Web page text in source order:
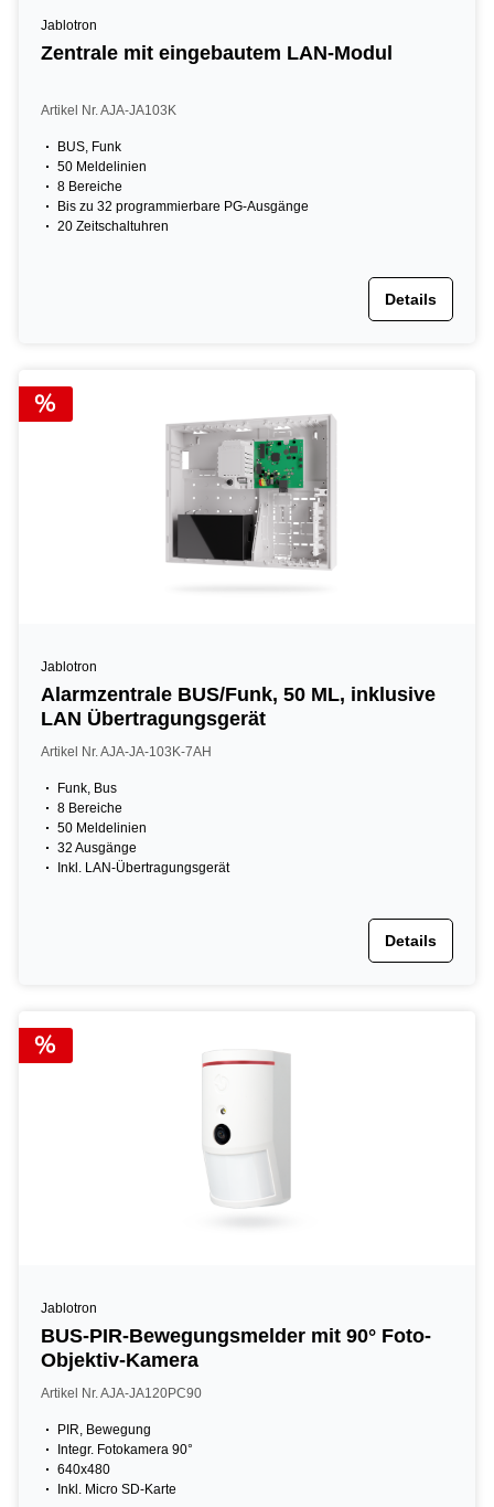
Jablotron
Zentrale mit eingebautem LAN-Modul
Artikel Nr. AJA-JA103K
BUS, Funk
50 Meldelinien
8 Bereiche
Bis zu 32 programmierbare PG-Ausgänge
20 Zeitschaltuhren
Details
Jablotron
Alarmzentrale BUS/Funk, 50 ML, inklusive
LAN Übertragungsgerät
Artikel Nr. AJA-JA-103K-7AH
Funk, Bus
8 Bereiche
50 Meldelinien
32 Ausgänge
Inkl. LAN-Übertragungsgerät
Details
Jablotron
BUS-PIR-Bewegungsmelder mit 90° Foto-
Objektiv-Kamera
Artikel Nr. AJA-JA120PC90
PIR, Bewegung
Integr. Fotokamera 90°
640x480
Inkl. Micro SD-Karte